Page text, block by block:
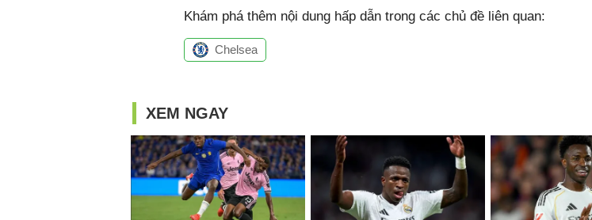
Khám phá thêm nội dung hấp dẫn trong các chủ đề liên quan:
Chelsea